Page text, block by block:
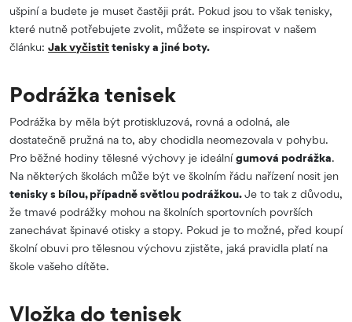
ušpiní a budete je muset častěji prát. Pokud jsou to však tenisky,
které nutně potřebujete zvolit, můžete se inspirovat v našem
článku: Jak vyčistittenisky a jiné boty.
Podrážka tenisek
Podrážka by měla být protiskluzová, rovná a odolná, ale
dostatečně pružná na to, aby chodidla neomezovala v pohybu.
Pro běžné hodiny tělesné výchovy je ideálnígumová podrážka.
Na některých školách může být ve školním řádu nařízení nosit jen
tenisky s bílou, případně světlou podrážkou.Je to tak z důvodu,
že tmavé podrážky mohou na školních sportovních površích
zanechávat špinavé otisky a stopy. Pokud je to možné, před koupí
školní obuvi pro tělesnou výchovu zjistěte, jaká pravidla platí na
škole vašeho dítěte.
Vložka do tenisek